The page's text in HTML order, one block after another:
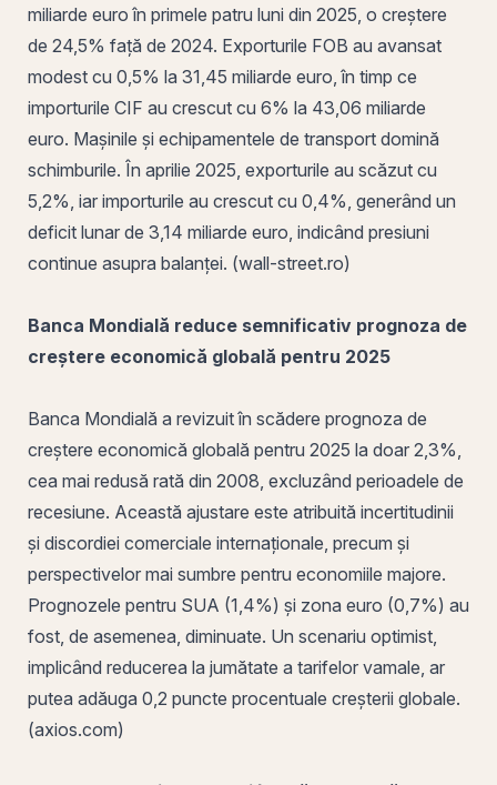
miliarde euro în primele patru luni din 2025, o creștere
de 24,5% față de 2024. Exporturile FOB au avansat
modest cu 0,5% la 31,45 miliarde euro, în timp ce
importurile CIF au crescut cu 6% la 43,06 miliarde
euro. Mașinile și echipamentele de transport domină
schimburile. În aprilie 2025, exporturile au scăzut cu
5,2%, iar importurile au crescut cu 0,4%, generând un
deficit lunar de 3,14 miliarde euro, indicând presiuni
continue asupra balanței. (wall-street.ro)
Banca Mondială reduce semnificativ prognoza de
creștere economică globală pentru 2025
Banca Mondială a revizuit în scădere prognoza de
creștere economică globală pentru 2025 la doar 2,3%,
cea mai redusă rată din 2008, excluzând perioadele de
recesiune. Această ajustare este atribuită incertitudinii
și discordiei comerciale internaționale, precum și
perspectivelor mai sumbre pentru economiile majore.
Prognozele pentru SUA (1,4%) și zona euro (0,7%) au
fost, de asemenea, diminuate. Un scenariu optimist,
implicând reducerea la jumătate a tarifelor vamale, ar
putea adăuga 0,2 puncte procentuale creșterii globale.
(axios.com)